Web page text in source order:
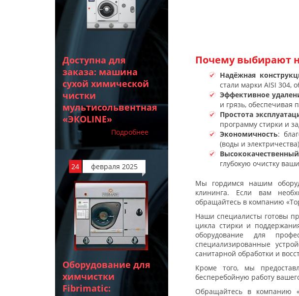
Доступна для
заказа: машина
сухой химической
чистки
мультисольвентная
«ЭКОLINE»
Подробнее
24 февраля 2025
Оборудование для
химчистки
Fibrimatic:
Почему выбирают
Надёжная
стали марки AISI 304,
Эффективное
и грязь, обеспечивая
Простота
программу стирки и
Экономичность:
(воды и
глубокую очистку
Мы гордимся нашим
клининга. Если вам
обращайтесь в компанию
Наши специалисты готовы
цикла стирки и
оборудование для
специализированные
санитарной обработки и
Кроме того, мы
бесперебойную работу
Обращайтесь в компанию